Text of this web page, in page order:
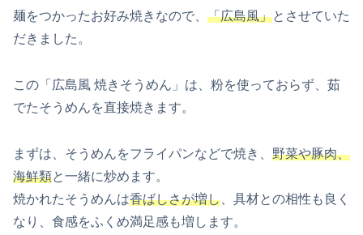
麺をつかったお好み焼きなので、 「広島風」とさせていた
だきました。
この「広島風 焼きそうめん」は、粉を使っておらず、茹
でたそうめんを直接焼きます。
まずは、そうめんをフライパンなどで焼き、 野菜や豚肉、
海鮮類と一緒に炒めます。
焼かれたそうめんは香ばしさが増し 、具材との相性も良く
なり、食感をふくめ満足感も増します。